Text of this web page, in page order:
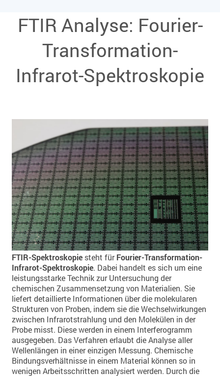
FTIR Analyse: Fourier-
Transformation-
Infrarot-Spektroskopie
FTIR-Spektroskopie steht für Fourier-Transformation-
Infrarot-Spektroskopie. Dabei handelt es sich um eine
leistungsstarke Technik zur Untersuchung der
chemischen Zusammensetzung von Materialien. Sie
liefert detaillierte Informationen über die molekularen
Strukturen von Proben, indem sie die Wechselwirkungen
zwischen Infrarotstrahlung und den Molekülen in der
Probe misst. Diese werden in einem Interferogramm
ausgegeben. Das Verfahren erlaubt die Analyse aller
Wellenlängen in einer einzigen Messung. Chemische
Bindungsverhältnisse in einem Material können so in
wenigen Arbeitsschritten analysiert werden. Durch die